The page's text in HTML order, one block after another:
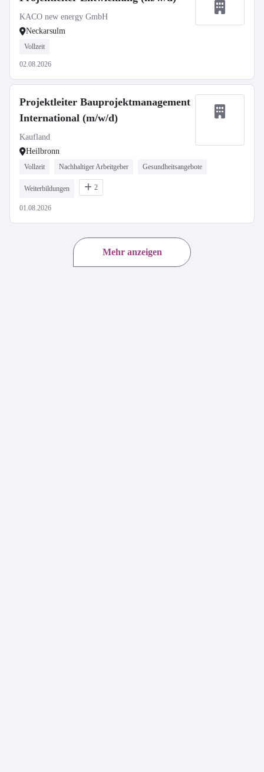
KACO new energy GmbH
Neckarsulm
Vollzeit
02.08.2026
Projektleiter Bauprojektmanagement
International (m/w/d)
Kaufland
Heilbronn
Vollzeit Nachhaltiger Arbeitgeber Gesundheitsangebote
Weiterbildungen 2
01.08.2026
Mehr anzeigen